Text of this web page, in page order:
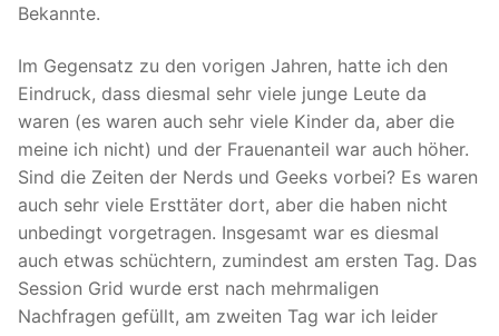
Bekannte.
Im Gegensatz zu den vorigen Jahren, hatte ich den
Eindruck, dass diesmal sehr viele junge Leute da
waren (es waren auch sehr viele Kinder da, aber die
meine ich nicht) und der Frauenanteil war auch höher.
Sind die Zeiten der Nerds und Geeks vorbei? Es waren
auch sehr viele Ersttäter dort, aber die haben nicht
unbedingt vorgetragen. Insgesamt war es diesmal
auch etwas schüchtern, zumindest am ersten Tag. Das
Session Grid wurde erst nach mehrmaligen
Nachfragen gefüllt, am zweiten Tag war ich leider